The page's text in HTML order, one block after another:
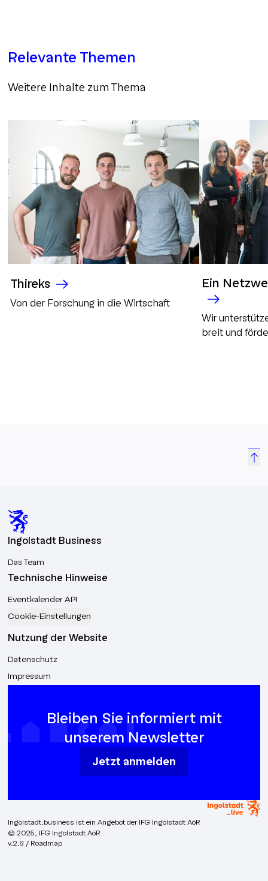
Relevante Themen
Weitere Inhalte zum Thema
Thireks
Von der Forschung in die Wirtschaft
Ein
Wir
breit und
Ingolstadt Business
Das Team
Technische Hinweise
Eventkalender API
Cookie-Einstellungen
Nutzung der Website
Datenschutz
Impressum
Bleiben Sie informiert mit
unserem Newsletter
Jetzt anmelden
Ingolstadt.business ist ein Angebot der IFG Ingolstadt AöR
© 2025, IFG Ingolstadt AöR
v.2.6 / Roadmap